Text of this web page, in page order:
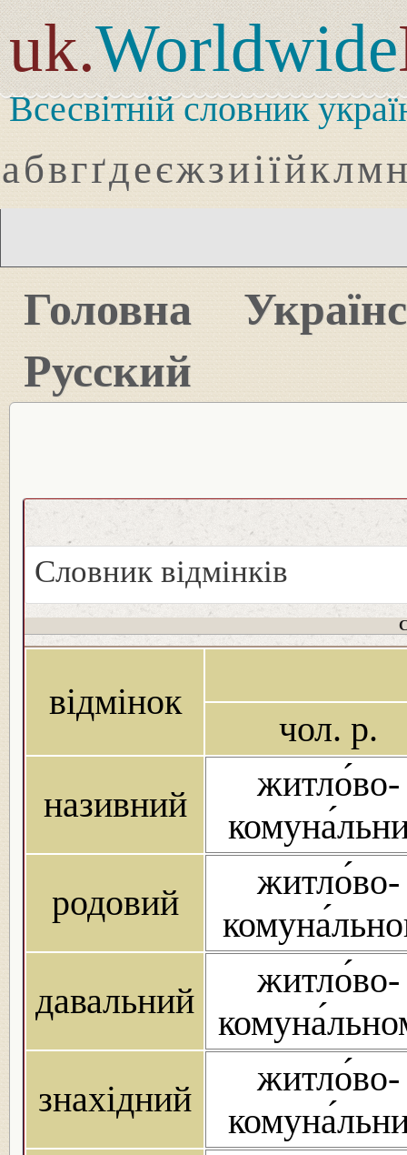
uk.Worldwide
Всесвітній словник
абвгґдеєжзиіїйклмн
Головна
Русский
Словник відмінків
відмінок
чол. р.
називний
житло́во-
родовий
житло́во-
давальний
житло́во-
знахідний
житло́во-